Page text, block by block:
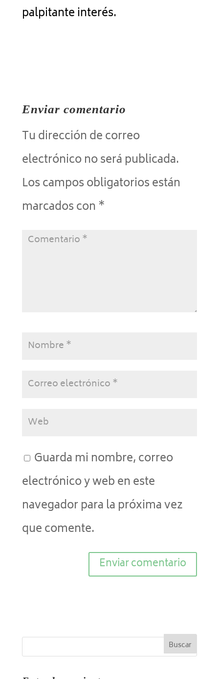
palpitante interés.
Enviar comentario
Tu dirección de correo
electrónico no será publicada.
Los campos obligatorios están
marcados con*
Guarda mi nombre, correo
electrónico y web en este
navegador para la próxima vez
que comente.